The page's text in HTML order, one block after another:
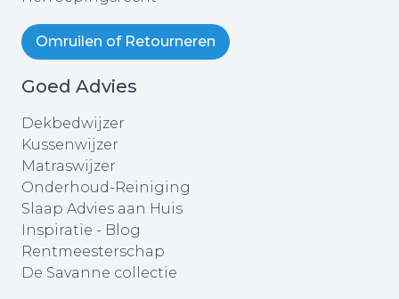
Omruilen of Retourneren
Goed Advies
Dekbedwijzer
Kussenwijzer
Matraswijzer
Onderhoud-Reiniging
Slaap Advies aan Huis
Inspiratie - Blog
Rentmeesterschap
De Savanne collectie